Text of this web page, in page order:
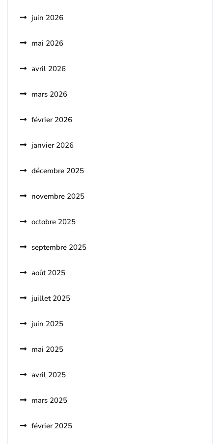
juin 2026
mai 2026
avril 2026
mars 2026
février 2026
janvier 2026
décembre 2025
novembre 2025
octobre 2025
septembre 2025
août 2025
juillet 2025
juin 2025
mai 2025
avril 2025
mars 2025
février 2025